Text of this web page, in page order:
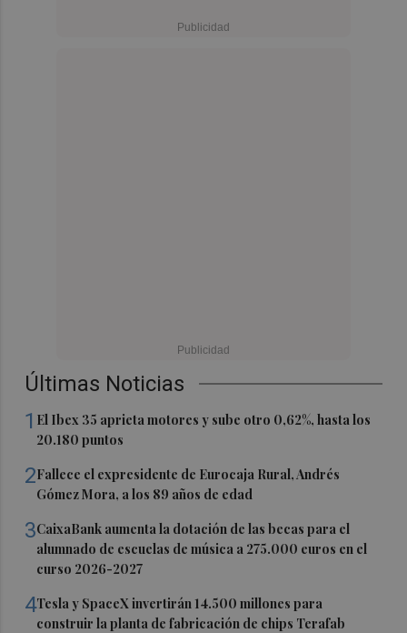
Últimas Noticias
1 El Ibex 35 aprieta motores y sube otro 0,62%, hasta los
20.180 puntos
2Fallece el expresidente de Eurocaja Rural, Andrés
Gómez Mora, a los 89 años de edad
3CaixaBank aumenta la dotación de las becas para el
alumnado de escuelas de música a 275.000 euros en el
curso 2026-2027
4Tesla y SpaceX invertirán 14.500 millones para
construir la planta de fabricación de chips Terafab